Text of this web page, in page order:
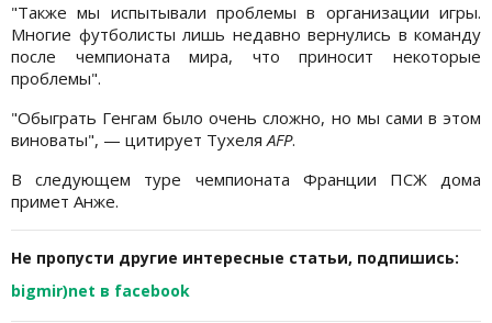
"Также мы испытывали проблемы в организации игры.
Многие футболисты лишь недавно вернулись в команду
после чемпионата мира, что приносит некоторые
проблемы".
"Обыграть Генгам было очень сложно, но мы сами в этом
виноваты", — цитирует ТухеляAFP.
В следующем туре чемпионата Франции ПСЖ дома
примет Анже.
Не пропусти другие интересные статьи, подпишись:
bigmir)net в facebook